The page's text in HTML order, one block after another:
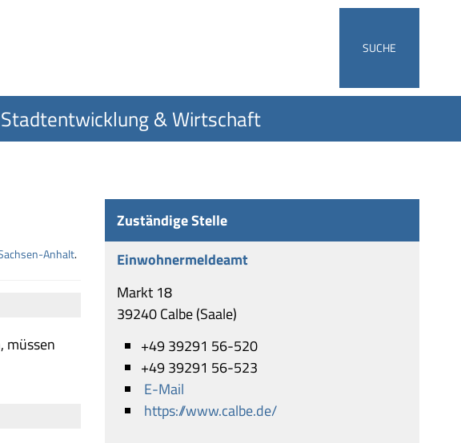
SUCHE
Stadtentwicklung & Wirtschaft
Anhalt.
müssen
Zuständige Stelle
Einwohnermeldeamt
Markt 18
39240 Calbe (Saale)
+49 39291 56-520
+49 39291 56-523
E-Mail
https://www.calbe.de/